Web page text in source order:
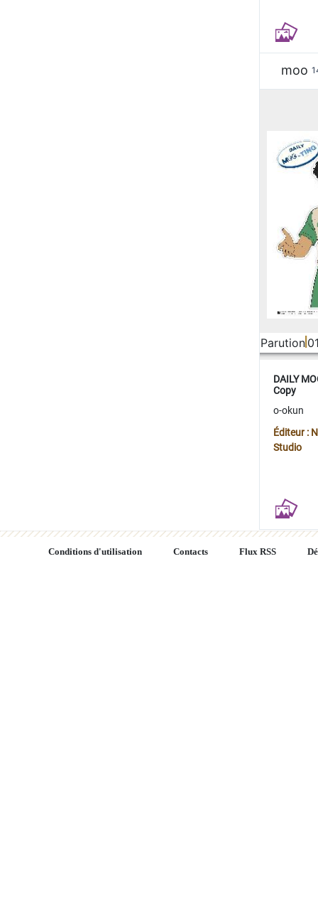
moo
Parution
DAILY
Copy
o-okun
Éditeur :
Studio
Conditions d'utilisation Contacts Flux RSS